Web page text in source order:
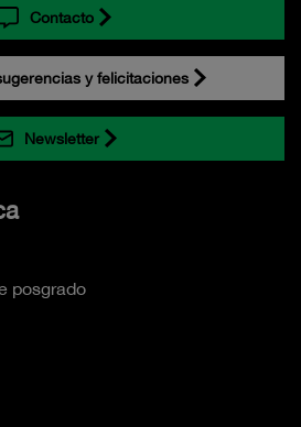
Contacto
y felicitaciones
Newsletter
posgrado